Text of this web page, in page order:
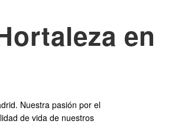
en
Nuestra pasión por el
de vida de nuestros